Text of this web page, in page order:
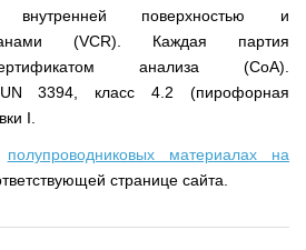
внутренней поверхностью и
(VCR). Каждая партия
анализа (CoA).
3394, класс 4.2 (пирофорная
I.
полупроводниковых материалах на
странице сайта.